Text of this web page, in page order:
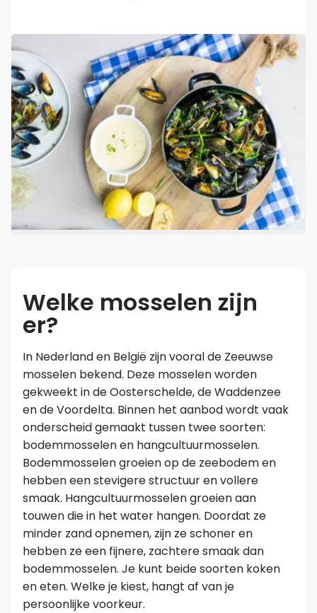
Welke mosselen zijn
er?
In Nederland en België zijn vooral de Zeeuwse
mosselen bekend. Deze mosselen worden
gekweekt in de Oosterschelde, de Waddenzee
en de Voordelta. Binnen het aanbod wordt vaak
onderscheid gemaakt tussen twee soorten:
bodemmosselen en hangcultuurmosselen.
Bodemmosselen groeien op de zeebodem en
hebben een stevigere structuur en vollere
smaak. Hangcultuurmosselen groeien aan
touwen die in het water hangen. Doordat ze
minder zand opnemen, zijn ze schoner en
hebben ze een fijnere, zachtere smaak dan
bodemmosselen. Je kunt beide soorten koken
en eten. Welke je kiest, hangt af van je
persoonlijke voorkeur.